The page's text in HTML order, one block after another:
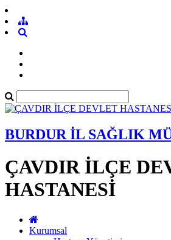
BURDUR İL SAĞLIK
ÇAVDIR İLÇE
HASTANESİ
Kurumsal